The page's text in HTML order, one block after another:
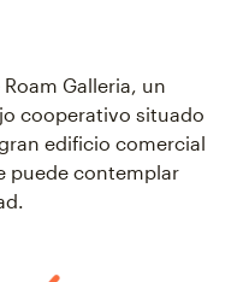
Galleria, un
cooperativo situado
edificio comercial
puede contemplar